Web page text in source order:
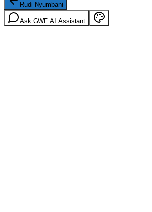
Rudi Nyumbani
Ask GWF AI Assistant